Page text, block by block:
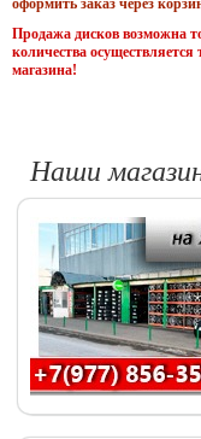
Продажа дисков возможна
количества
магазина!
Наши